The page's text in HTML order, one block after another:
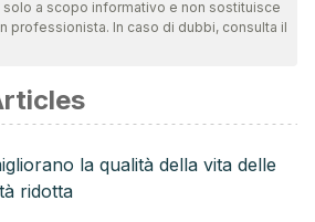
di questo articolo è stata considerata
R y Millet G. Seis sesiones de
de velocidad mejoran el
en atletas entrenados. 2018.
pmc/articles/PMC5839711/
a scopo informativo e non sostituisce
professionista. In caso di dubbi, consulta il